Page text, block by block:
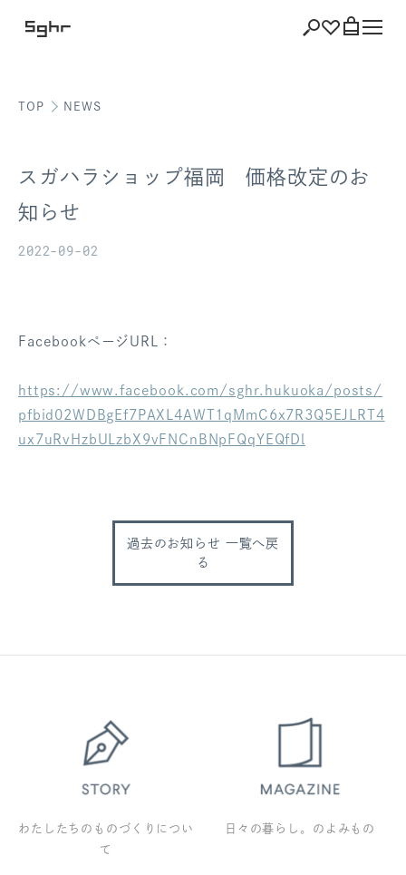
ショッピング バッグを見る
お気に入り
ログアウト
TOP NEWS
スガハラショップ福岡 価格改定のお
知らせ
2022-09-02
FacebookページURL：
https://www.facebook.com/sghr.hukuoka/posts/
pfbid02WDBgEf7PAXL4AWT1qMmC6x7R3Q5EJLRT4
ux7uRvHzbULzbX9vFNCnBNpFQqYEQfDl
過去のお知らせ 一覧へ戻
る
わたしたちのものづくりについ
て
日々の暮らし。のよみもの